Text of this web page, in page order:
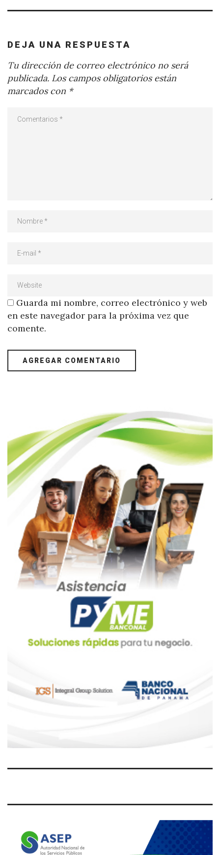
DEJA UNA RESPUESTA
Tu dirección de correo electrónico no será
publicada. Los campos obligatorios están
marcados con *
Guarda mi nombre, correo electrónico y web
en este navegador para la próxima vez que
comente.